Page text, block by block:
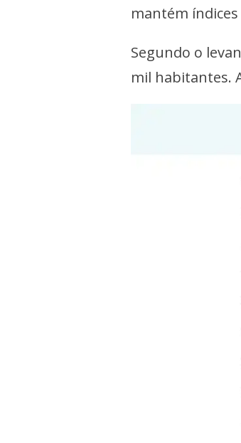
mantém
Segundo o
mil habitantes.